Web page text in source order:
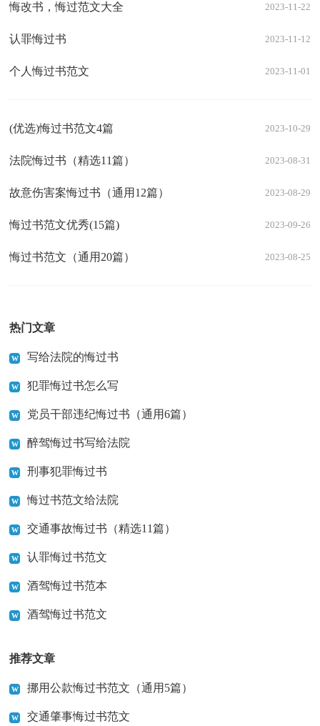
悔改书，悔过范文大全 2023-11-22
认罪悔过书 2023-11-12
个人悔过书范文 2023-11-01
(优选)悔过书范文4篇 2023-10-29
法院悔过书（精选11篇） 2023-08-31
故意伤害案悔过书（通用12篇） 2023-08-29
悔过书范文优秀(15篇) 2023-09-26
悔过书范文（通用20篇） 2023-08-25
热门文章
写给法院的悔过书
犯罪悔过书怎么写
党员干部违纪悔过书（通用6篇）
醉驾悔过书写给法院
刑事犯罪悔过书
悔过书范文给法院
交通事故悔过书（精选11篇）
认罪悔过书范文
酒驾悔过书范本
酒驾悔过书范文
推荐文章
挪用公款悔过书范文（通用5篇）
交通肇事悔过书范文